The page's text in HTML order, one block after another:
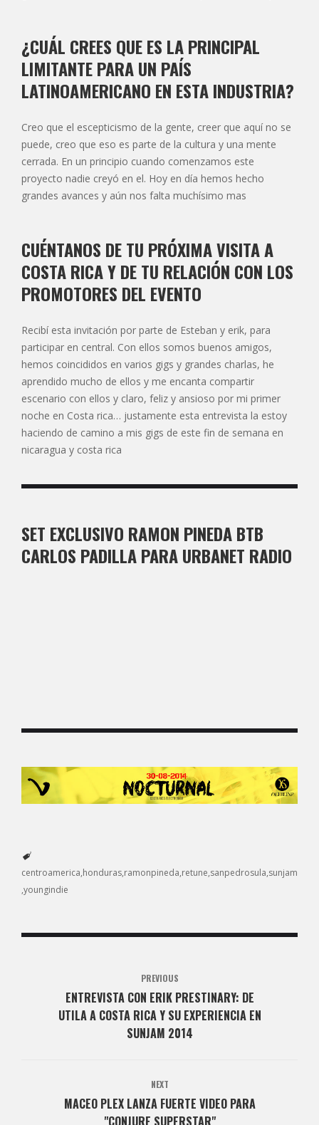
¿CUÁL CREES QUE ES LA PRINCIPAL
LIMITANTE PARA UN PAÍS
LATINOAMERICANO EN ESTA INDUSTRIA?
Creo que el escepticismo de la gente, creer que aquí no se
puede, creo que eso es parte de la cultura y una mente
cerrada. En un principio cuando comenzamos este
proyecto nadie creyó en el. Hoy en día hemos hecho
grandes avances y aún nos falta muchísimo mas
CUÉNTANOS DE TU PRÓXIMA VISITA A
COSTA RICA Y DE TU RELACIÓN CON LOS
PROMOTORES DEL EVENTO
Recibí esta invitación por parte de Esteban y erik, para
participar en central. Con ellos somos buenos amigos,
hemos coincididos en varios gigs y grandes charlas, he
aprendido mucho de ellos y me encanta compartir
escenario con ellos y claro, feliz y ansioso por mi primer
noche en Costa rica… justamente esta entrevista la estoy
haciendo de camino a mis gigs de este fin de semana en
nicaragua y costa rica
SET EXCLUSIVO RAMON PINEDA BTB
CARLOS PADILLA PARA URBANET RADIO
centroamerica honduras ramonpineda retune sanpedrosula sunjam
youngindie
PREVIOUS
ENTREVISTA CON ERIK PRESTINARY: DE
UTILA A COSTA RICA Y SU EXPERIENCIA EN
SUNJAM 2014
NEXT
MACEO PLEX LANZA FUERTE VIDEO PARA
"CONJURE SUPERSTAR"